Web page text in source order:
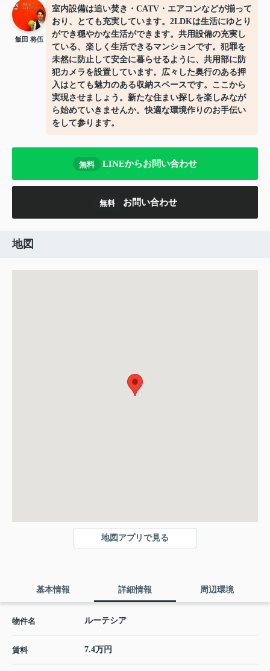
飯田 将伍
室内設備は追い焚き・CATV・エアコンなどが揃って
おり、とても充実しています。2LDKは生活にゆとり
ができ穏やかな生活ができます。共用設備の充実し
ている、楽しく生活できるマンションです。犯罪を
未然に防止して安全に暮らせるように、共用部に防
犯カメラを設置しています。広々した奥行のある押
入はとても魅力のある収納スペースです。ここから
実現させましょう。新たな住まい探しを楽しみなが
ら始めていきませんか。快適な環境作りのお手伝い
をして参ります。
無料 LINEからお問い合わせ
無料 お問い合わせ
地図
地図アプリで見る
基本情報 詳細情報 周辺環境
物件名 ルーテシア
賃料 7.4万円